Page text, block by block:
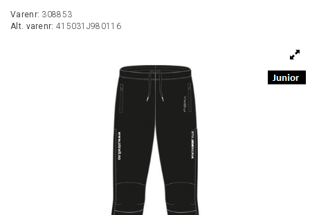
Varenr: 308853
Alt. varenr: 415031J980116